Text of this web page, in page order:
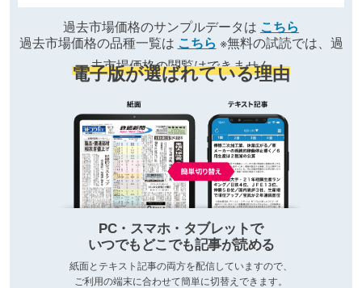
過去市場価格のサンプルデータは こちら
過去市場価格の品種一覧は こちら ※無料の試読では、過
去市場価格の閲覧はできません
電子版が選ばれている理由
PC・スマホ・タブレットで
いつでもどこでも記事が読める
紙面とテキスト記事の両方を配信していますので、
ご利用の端末に合わせて簡単に切替えできます。